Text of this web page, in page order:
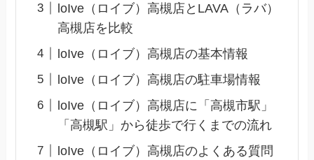
loIve（ロイブ）高槻店とLAVA（ラバ）
高槻店を比較
loIve（ロイブ）高槻店の基本情報
loIve（ロイブ）高槻店の駐車場情報
loIve（ロイブ）高槻店に「高槻市駅」
「高槻駅」から徒歩で行くまでの流れ
loIve（ロイブ）高槻店のよくある質問